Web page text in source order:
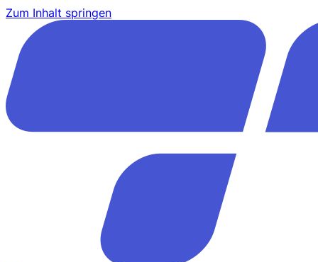
Zum Inhalt springen